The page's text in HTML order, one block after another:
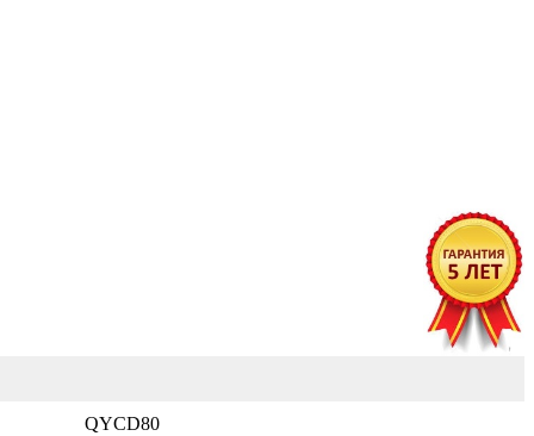
QYCD80